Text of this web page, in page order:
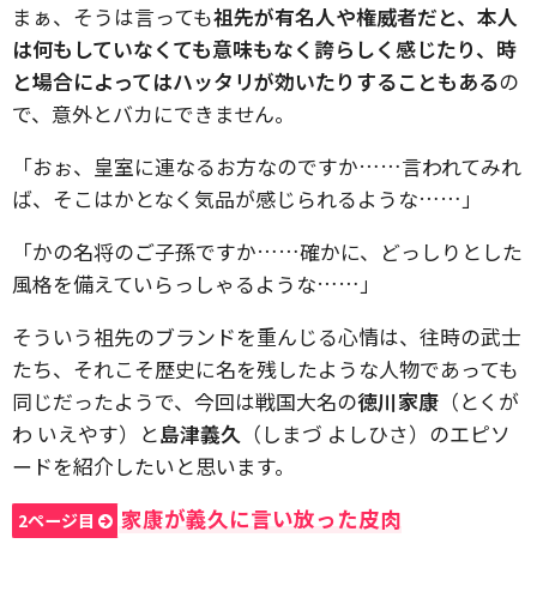
まぁ、そうは言っても祖先が有名人や権威者だと、本人
は何もしていなくても意味もなく誇らしく感じたり、時
と場合によってはハッタリが効いたりすることもあるの
で、意外とバカにできません。
「おぉ、皇室に連なるお方なのですか……言われてみれ
ば、そこはかとなく気品が感じられるような……」
「かの名将のご子孫ですか……確かに、どっしりとした
風格を備えていらっしゃるような……」
そういう祖先のブランドを重んじる心情は、往時の武士
たち、それこそ歴史に名を残したような人物であっても
同じだったようで、今回は戦国大名の徳川家康 （とくが
わ いえやす）と島津義久 （しまづ よしひさ）のエピソ
ードを紹介したいと思います。
2ページ目 家康が義久に言い放った皮肉